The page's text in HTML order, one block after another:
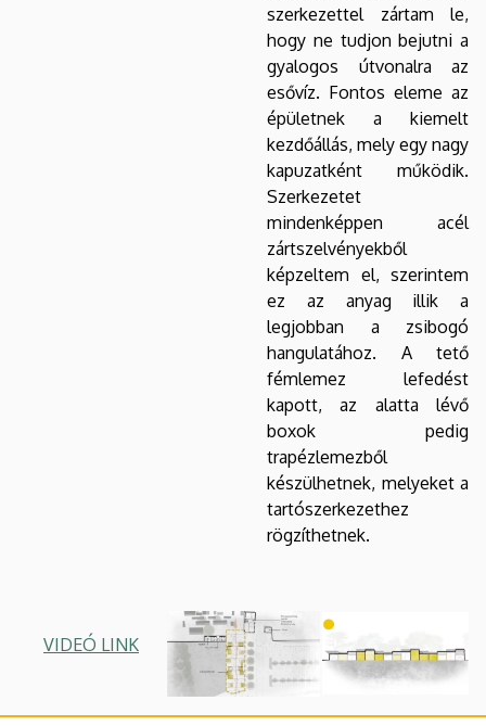
szerkezettel zártam le,
hogy ne tudjon bejutni a
gyalogos útvonalra az
esővíz. Fontos eleme az
épületnek a kiemelt
kezdőállás, mely egy nagy
kapuzatként működik.
Szerkezetet
mindenképpen acél
zártszelvényekből
képzeltem el, szerintem
ez az anyag illik a
legjobban a zsibogó
hangulatához. A tető
fémlemez lefedést
kapott, az alatta lévő
boxok pedig
trapézlemezből
készülhetnek, melyeket a
tartószerkezethez
rögzíthetnek.
VIDEÓ LINK